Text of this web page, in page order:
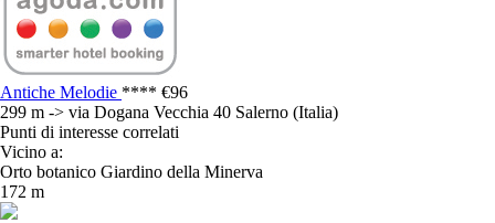
Antiche Melodie **** €96
299 m -> via Dogana Vecchia 40 Salerno (Italia)
Punti di interesse correlati
Vicino a:
Orto botanico Giardino della Minerva
172 m